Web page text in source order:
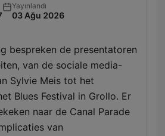
Yayınlandı
03 Ağu 2026
bespreken de presentatoren
van de sociale media-
Sylvie Meis tot het
Blues Festival in Grollo. Er
naar de Canal Parade
van